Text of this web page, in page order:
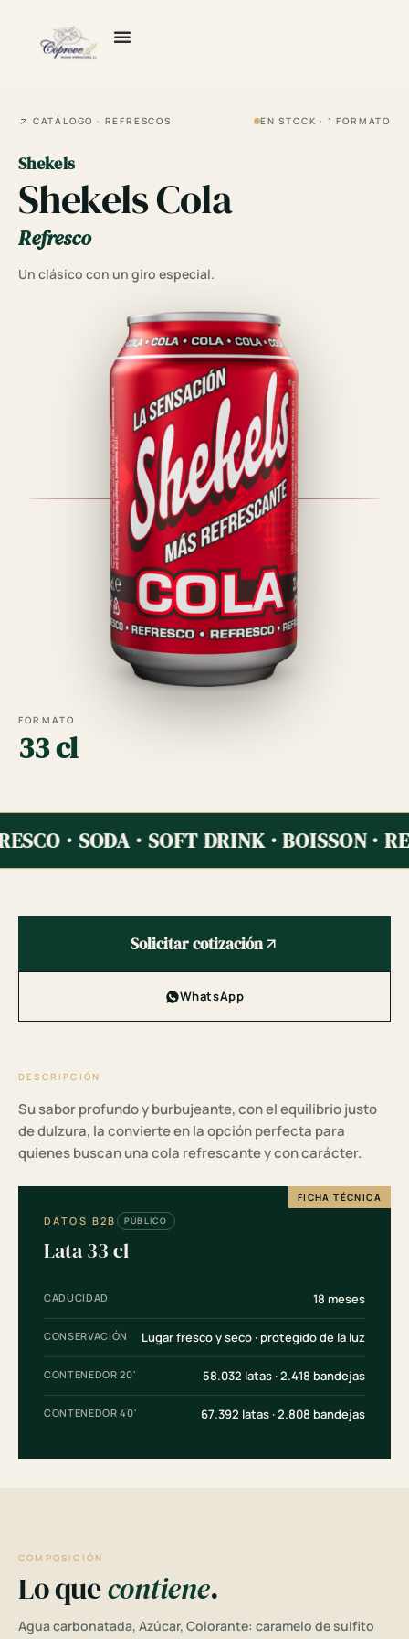
contenido
CATÁLOGO · REFRESCOS EN STOCK · 1 FORMATO
Shekels
Shekels Cola
Refresco
Un clásico con un giro especial.
FORMATO
33 cl
· SODA · SOFT DRINK · BOISSON ·
Solicitar cotización
WhatsApp
DESCRIPCIÓN
Su sabor profundo y burbujeante, con el equilibrio justo
de dulzura, la convierte en la opción perfecta para
quienes buscan una cola refrescante y con carácter.
FICHA TÉCNICA
DATOS B2B PÚBLICO
Lata 33 cl
CADUCIDAD 18 meses
CONSERVACIÓN Lugar fresco y seco · protegido de la luz
CONTENEDOR 20' 58.032 latas · 2.418 bandejas
CONTENEDOR 40' 67.392 latas · 2.808 bandejas
COMPOSICIÓN
Lo quecontiene.
Agua carbonatada, Azúcar, Colorante: caramelo de sulfito